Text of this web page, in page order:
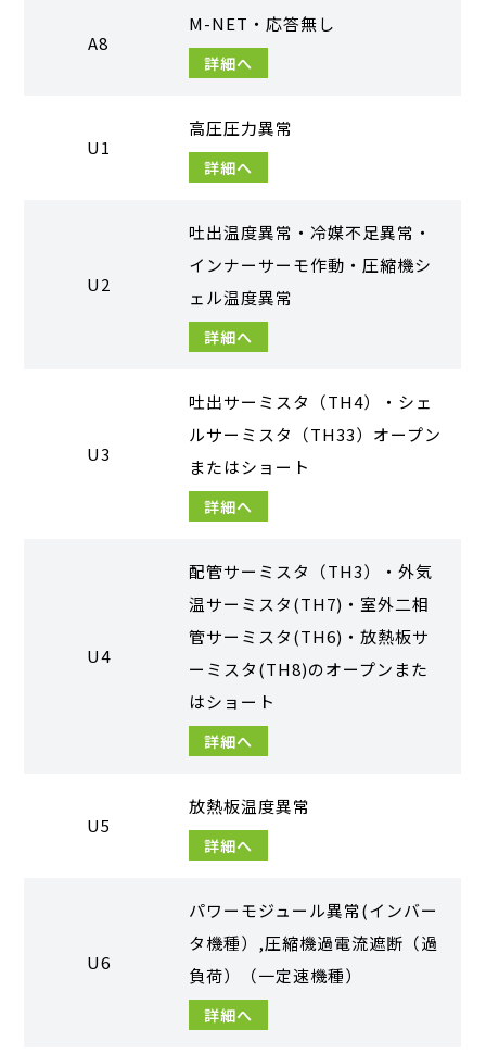
A8
M-NET・応答無し
詳細へ
U1
高圧圧力異常
詳細へ
U2
吐出温度異常・冷媒不足異常・
インナーサーモ作動・圧縮機シ
ェル温度異常
詳細へ
U3
吐出サーミスタ（TH4）・シェ
ルサーミスタ（TH33）オープン
またはショート
詳細へ
U4
配管サーミスタ（TH3）・外気
温サーミスタ(TH7)・室外二相
管サーミスタ(TH6)・放熱板サ
ーミスタ(TH8)のオープンまた
はショート
詳細へ
U5
放熱板温度異常
詳細へ
U6
パワーモジュール異常(インバー
タ機種）,圧縮機過電流遮断（過
負荷）（一定速機種）
詳細へ